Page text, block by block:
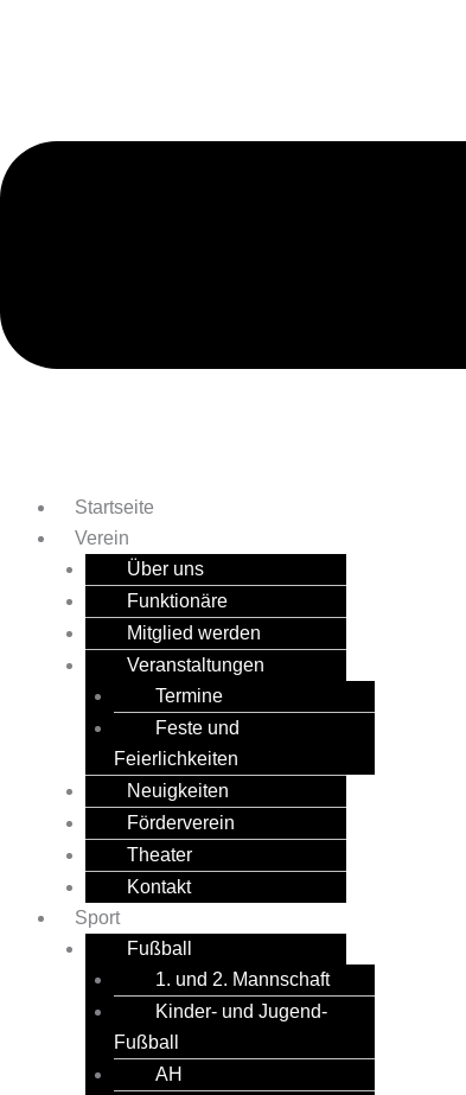
Startseite
Verein
Über uns
Funktionäre
Mitglied werden
Veranstaltungen
Termine
Feste und
Feierlichkeiten
Neuigkeiten
Förderverein
Theater
Kontakt
Sport
Fußball
1. und 2. Mannschaft
Kinder- und Jugend-
Fußball
AH